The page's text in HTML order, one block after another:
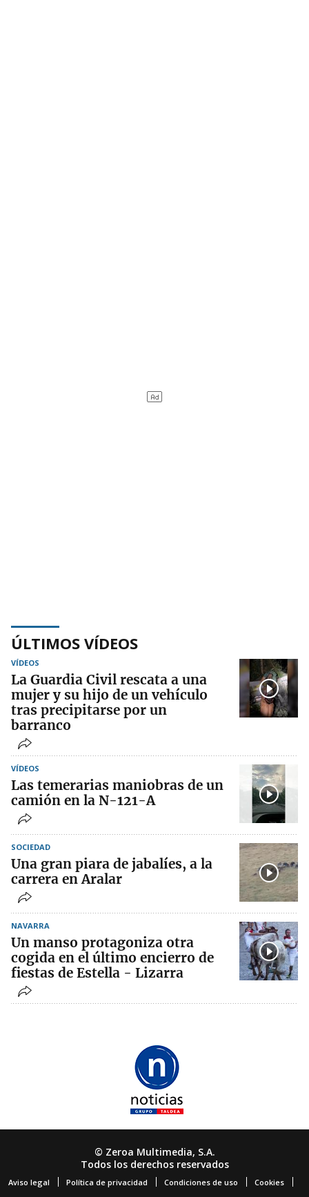
ÚLTIMOS VÍDEOS
VÍDEOS
La Guardia Civil rescata a una
mujer y su hijo de un vehículo
tras precipitarse por un
barranco
VÍDEOS
Las temerarias maniobras de un
camión en la N-121-A
SOCIEDAD
Una gran piara de jabalíes, a la
carrera en Aralar
NAVARRA
Un manso protagoniza otra
cogida en el último encierro de
fiestas de Estella - Lizarra
© Zeroa Multimedia, S.A.
Todos los derechos reservados
Aviso legal Política de privacidad Condiciones de uso Cookies